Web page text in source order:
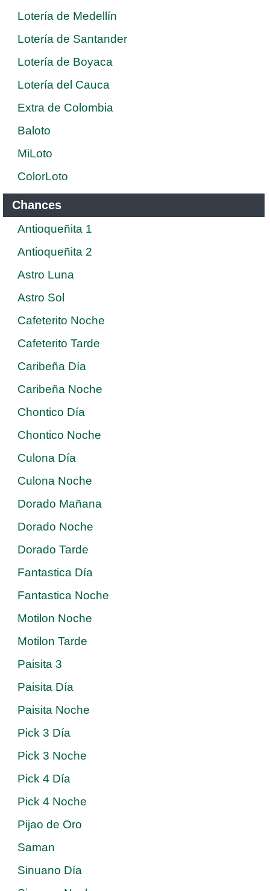
Lotería de Medellín
Lotería de Santander
Lotería de Boyaca
Lotería del Cauca
Extra de Colombia
Baloto
MiLoto
ColorLoto
Chances
Antioqueñita 1
Antioqueñita 2
Astro Luna
Astro Sol
Cafeterito Noche
Cafeterito Tarde
Caribeña Día
Caribeña Noche
Chontico Día
Chontico Noche
Culona Día
Culona Noche
Dorado Mañana
Dorado Noche
Dorado Tarde
Fantastica Día
Fantastica Noche
Motilon Noche
Motilon Tarde
Paisita 3
Paisita Día
Paisita Noche
Pick 3 Día
Pick 3 Noche
Pick 4 Día
Pick 4 Noche
Pijao de Oro
Saman
Sinuano Día